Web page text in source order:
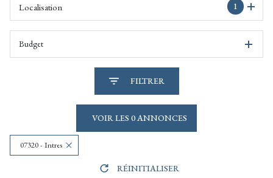
1
Localisation
Budget
FILTRER
VOIR LES 0ANNONCES
07320 - Intres
RÉINITIALISER